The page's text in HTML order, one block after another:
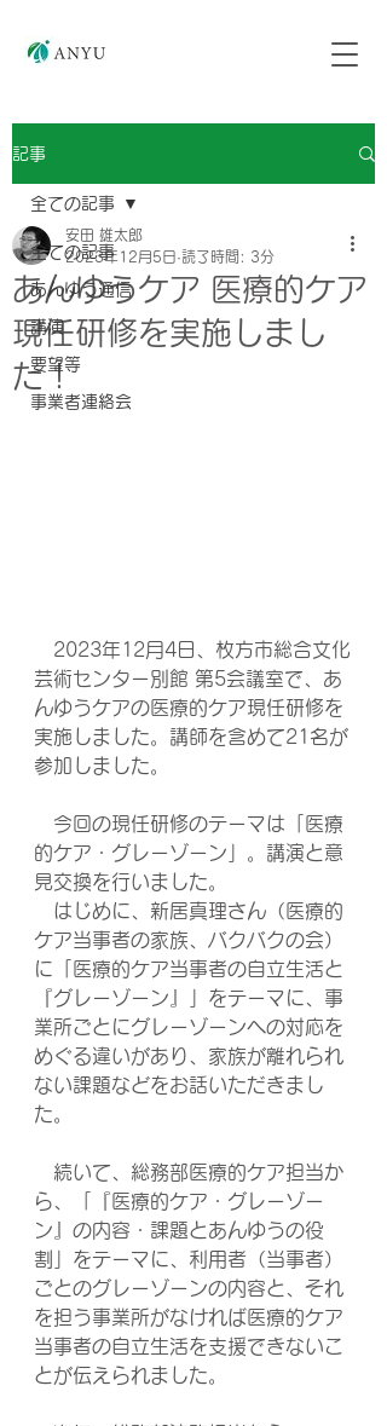
記事
全ての記事
あんゆう通信
講演
要望等
事業者連絡会
全ての記事
あんゆうケア 医療的ケア
現任研修を実施しまし
た！
安田 雄太郎
2023年12月5日 読了時間: 3分
2023年12月4日、枚方市総合文化
芸術センター別館 第5会議室で、あ
んゆうケアの医療的ケア現任研修を
実施しました。講師を含めて21名が
参加しました。
今回の現任研修のテーマは「医療
的ケア・グレーゾーン」。講演と意
見交換を行いました。
はじめに、新居真理さん（医療的
ケア当事者の家族、バクバクの会）
に「医療的ケア当事者の自立生活と
『グレーゾーン』」をテーマに、事
業所ごとにグレーゾーンへの対応を
めぐる違いがあり、家族が離れられ
ない課題などをお話いただきまし
た。
続いて、総務部医療的ケア担当か
ら、「『医療的ケア・グレーゾー
ン』の内容・課題とあんゆうの役
割」をテーマに、利用者（当事者）
ごとのグレーゾーンの内容と、それ
を担う事業所がなければ医療的ケア
当事者の自立生活を支援できないこ
とが伝えられました。